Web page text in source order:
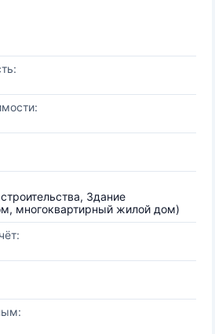
Здание
многоквартирный жилой дом)